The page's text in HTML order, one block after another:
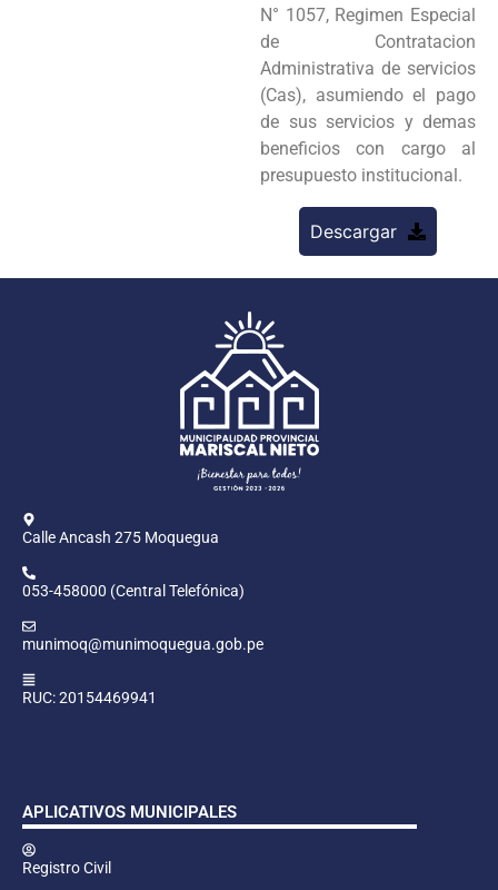
N° 1057, Regimen Especial
de Contratacion
Administrativa de servicios
(Cas), asumiendo el pago
de sus servicios y demas
beneficios con cargo al
presupuesto institucional.
Descargar
Calle Ancash 275 Moquegua
053-458000 (Central Telefónica)
munimoq@munimoquegua.gob.pe
RUC: 20154469941
APLICATIVOS MUNICIPALES
Registro Civil